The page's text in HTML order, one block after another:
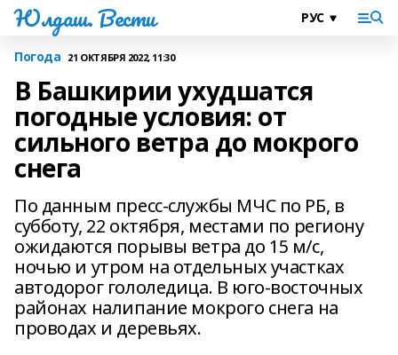
Юлдаш. Вести
Погода 21 ОКТЯБРЯ 2022, 11:30
В Башкирии ухудшатся
погодные условия: от
сильного ветра до мокрого
снега
По данным пресс-службы МЧС по РБ, в
субботу, 22 октября, местами по региону
ожидаются порывы ветра до 15 м/с,
ночью и утром на отдельных участках
автодорог гололедица. В юго-восточных
районах налипание мокрого снега на
проводах и деревьях.